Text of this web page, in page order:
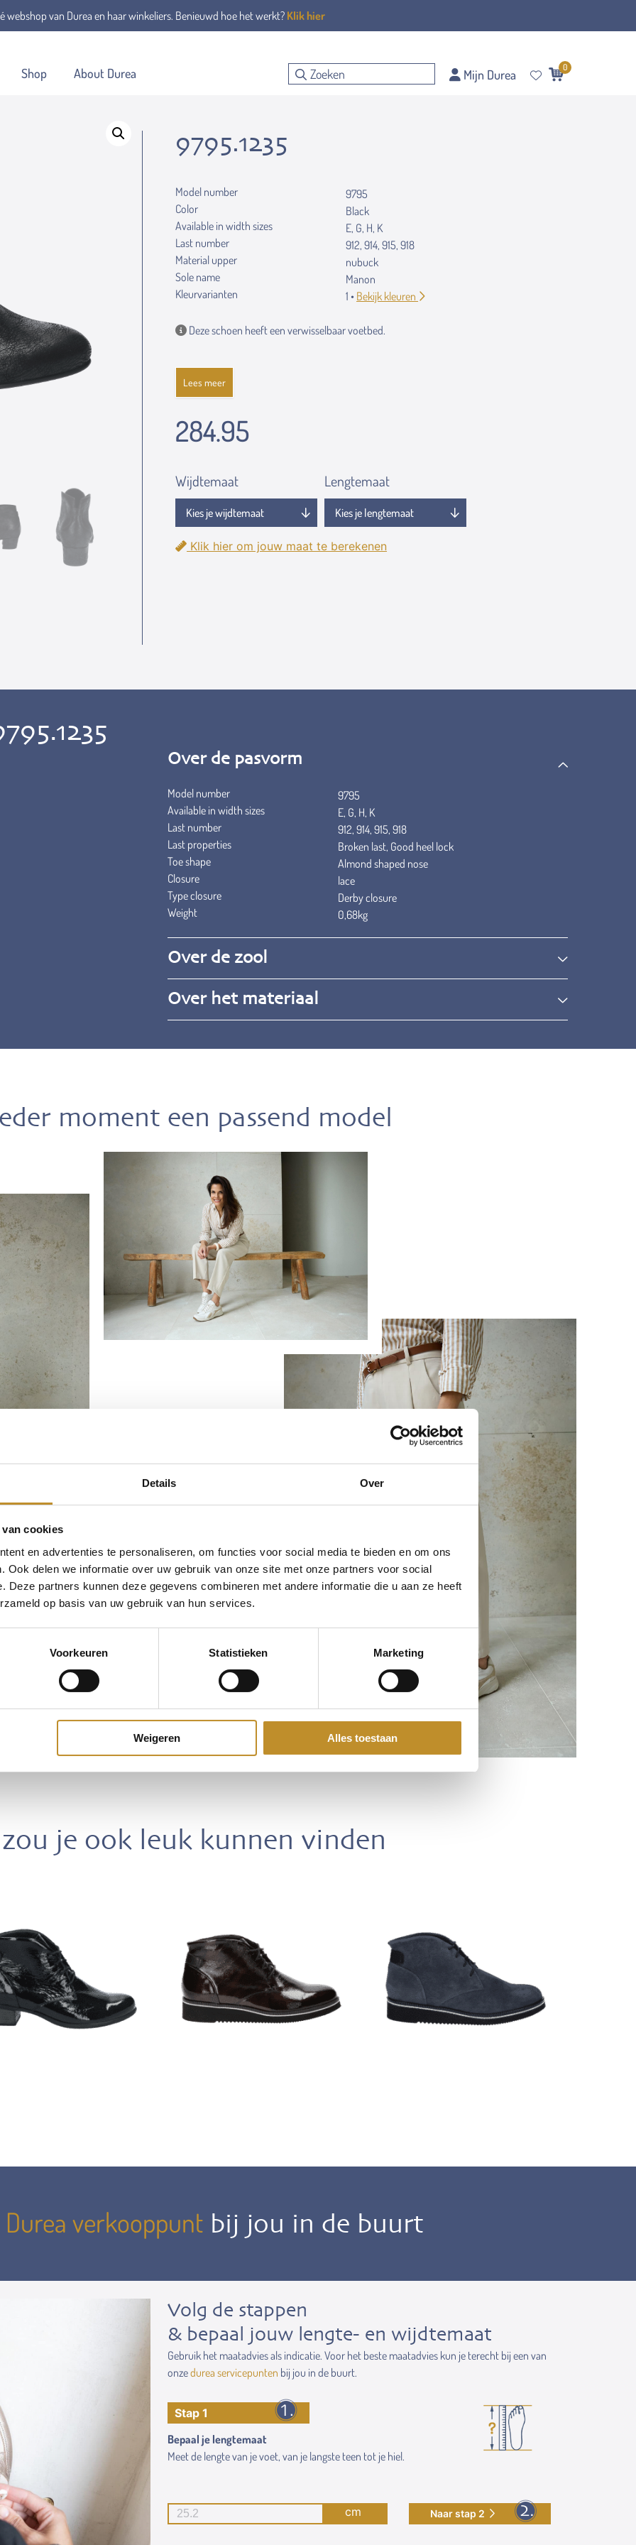
Details Over
cookies
en advertenties te personaliseren, om functies voor social media te bieden en om ons
Ook delen we informatie over uw gebruik van onze site met onze partners voor social
Deze partners kunnen deze gegevens combineren met andere informatie die u aan ze heeft
op basis van uw gebruik van hun services.
Voorkeuren Statistieken Marketing
Weigeren Alles toestaan
webshop van Durea en haar winkeliers. Benieuwd hoe het werkt? Klik hier
Shop About Durea Mijn Durea 0
9795.1235
Model number
9795
Color
Black
Available in width sizes
E, G, H, K
Last number
912, 914, 915, 918
Material upper
nubuck
Sole name
Manon
Kleurvarianten
1 • Bekijk kleuren
Deze schoen heeft een verwisselbaar voetbed.
Lees meer
284.95
Wijdtemaat Lengtemaat
Klik hier om jouw maat te berekenen
Over de pasvorm
Model number
9795
Available in width sizes
E, G, H, K
Last number
912, 914, 915, 918
Last properties
Broken last, Good heel lock
Toe shape
Almond shaped nose
Closure
lace
Type closure
Derby closure
Weight
0,68kg
Over de zool
Over het materiaal
moment een passend model
je ook leuk kunnen vinden
Durea verkooppunt bij jou in de buurt
Volg de stappen
& bepaal jouw lengte- en wijdtemaat
Gebruik het maatadvies als indicatie. Voor het beste maatadvies kun je terecht bij een van
onzedurea servicepunten bij jou in de buurt.
Stap 1
Bepaal je lengtemaat
Meet de lengte van je voet, van je langste teen tot je hiel.
cm Naar stap 2